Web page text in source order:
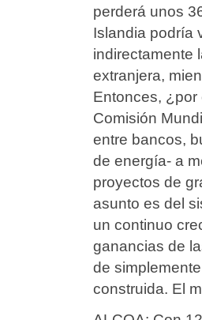
perderá unos
Islandia podría
indirectamente
extranjera,
Entonces, ¿por
Comisión
entre bancos,
de energía- a
proyectos de
asunto es del
un continuo
ganancias de
de
construida. El